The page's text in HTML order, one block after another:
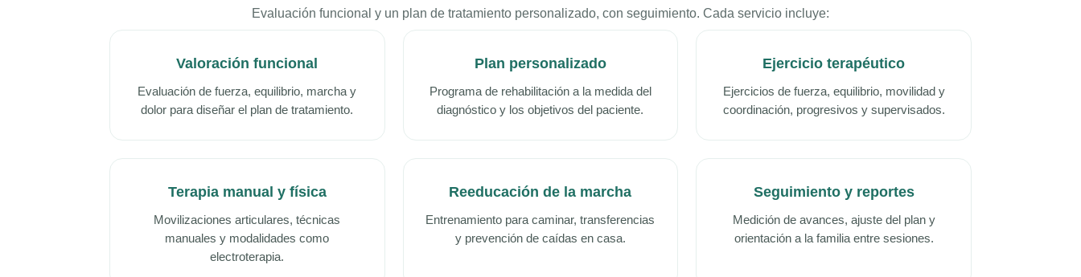
Evaluación funcional y un plan de tratamiento personalizado, con seguimiento. Cada servicio incluye:
Valoración funcional
Evaluación de fuerza, equilibrio, marcha y
dolor para diseñar el plan de tratamiento.
Plan personalizado
Programa de rehabilitación a la medida del
diagnóstico y los objetivos del paciente.
Ejercicio terapéutico
Ejercicios de fuerza, equilibrio, movilidad y
coordinación, progresivos y supervisados.
Terapia manual y física
Movilizaciones articulares, técnicas
manuales y modalidades como
electroterapia.
Reeducación de la marcha
Entrenamiento para caminar, transferencias
y prevención de caídas en casa.
Seguimiento y reportes
Medición de avances, ajuste del plan y
orientación a la familia entre sesiones.